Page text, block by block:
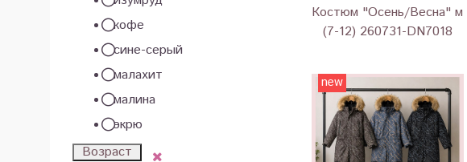
Костюм "Осень/Весна" м
(7-12) 260731-DN7018
new
кофе
сине-серый
малахит
малина
экрю
Возраст